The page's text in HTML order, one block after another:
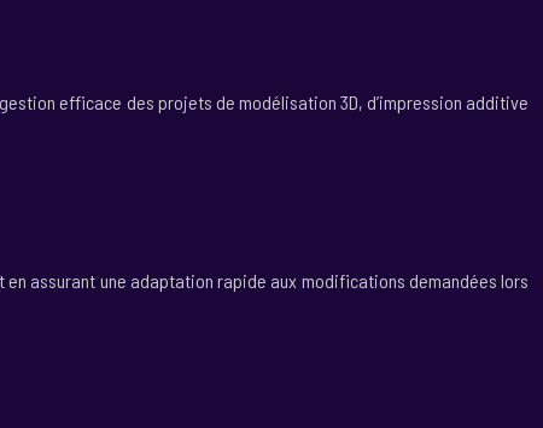
efficace des projets de modélisation 3D, d’impression additive
assurant une adaptation rapide aux modifications demandées lors